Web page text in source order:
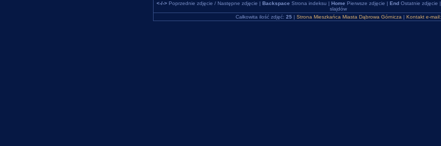
<-/->Poprzednie zdjęcie / Następne zdjęcie | Backspace Strona indeksu | Home Pierwsze zdjęcie | EndOstatnie zdjęcie |
slajdów
Całkowita ilość zdjęć: 25 | Strona Mieszkańca Miasta Dąbrowa Górnicza | Kontakt e-mail: